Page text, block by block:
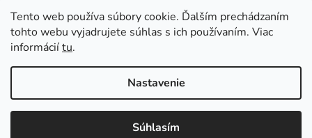
Tento web používa súbory cookie. Ďalším prechádzaním
tohto webu vyjadrujete súhlas s ich používaním. Viac
informáciítu.
Nastavenie
Súhlasím
: Zaplaťte vopred a získajte
Vložením e-mailu súhlasíte s
podmienkami ochrany
osobných údajov
Vytvoril Shoptet Premium
môžem pomôcť?“